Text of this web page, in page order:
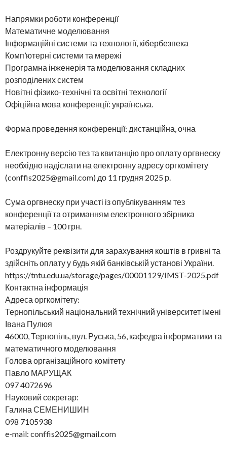
Напрямки роботи конференції
Математичне моделювання
Інформаційні системи та технології, кібербезпека
Комп’ютерні системи та мережі
Програмна інженерія та моделювання складних
розподілених систем
Новітні фізико-технічні та освітні технології
Офіційна мова конференції: українська.
Форма проведення конференції: дистанційна, очна
Електронну версію тез та квитанцію про оплату оргвнеску
необхідно надіслати на електронну адресу оргкомітету
(conffis2025@gmail.com) до 11 грудня 2025 р.
Сума оргвнеску при участі із опублікуванням тез
конференції та отриманням електронного збірника
матеріалів – 100 грн.
Роздрукуйте реквізити для зарахування коштів в гривні та
здійсніть оплату у будь якій банківській установі України.
https://tntu.edu.ua/storage/pages/00001129/IMST-2025.pdf
Контактна інформація
Адреса оргкомітету:
Тернопільський національний технічний університет імені
Івана Пулюя
46000, Тернопіль, вул. Руська, 56, кафедра інформатики та
математичного моделювання
Голова організаційного комітету
Павло МАРУЩАК
097 4072696
Науковий секретар:
Галина СЕМЕНИШИН
098 7105938
e-mail: conffis2025@gmail.com